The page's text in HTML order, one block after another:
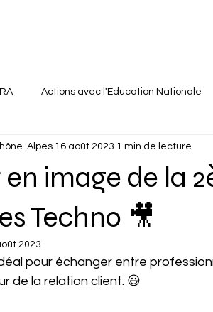
Actions avec l'Education Nationale
image de la
Techno 🎥
Alpes 16 août 2023 1 min de lecture
2023
pour échanger entre
de la relation client. 😃